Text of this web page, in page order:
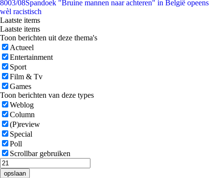
8003/08Spandoek "Bruine mannen naar achteren" in België opeens
wèl racistisch
Laatste items
Laatste items
Toon berichten uit deze thema's
Actueel
Entertainment
Sport
Film & Tv
Games
Toon berichten van deze types
Weblog
Column
(P)review
Special
Poll
Scrollbar gebruiken
opslaan